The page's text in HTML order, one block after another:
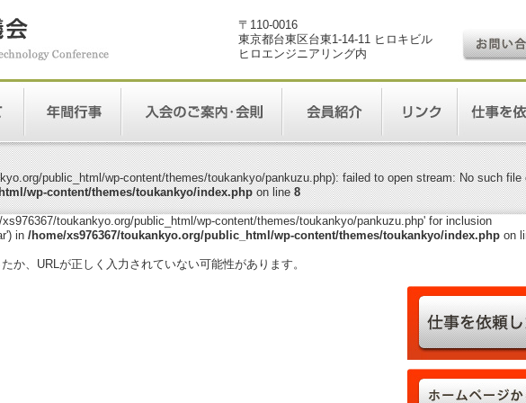
〒110-0016
東京都台東区台東1-14-11 ヒロキビル
ヒロエンジニアリング内
public_html/wp-content/themes/toukankyo/pankuzu.php): failed to open stream: No such file
wp-content/themes/toukankyo/index.phpon line8
toukankyo.org/public_html/wp-content/themes/toukankyo/pankuzu.php' for inclusion
in /home/xs976367/toukankyo.org/public_html/wp-content/themes/toukankyo/index.phpon
か、URLが正しく入力されていない可能性があります。